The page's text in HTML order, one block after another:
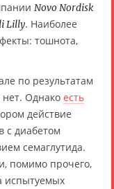
Novo Nordisk
Lilly. Наиболее
тошнота,
по результатам
нет. Однако есть
действие
с диабетом
семаглутида.
помимо прочего,
испытуемых